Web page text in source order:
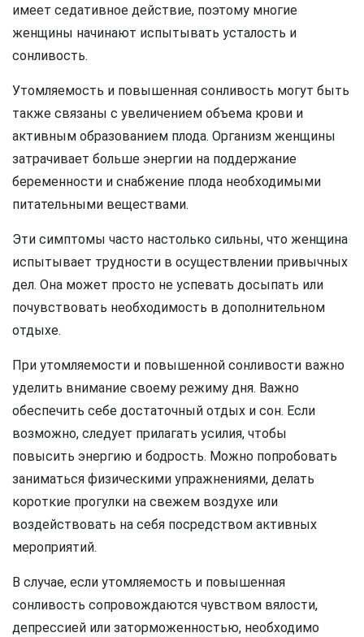
имеет седативное действие, поэтому многие
женщины начинают испытывать усталость и
сонливость.
Утомляемость и повышенная сонливость могут быть
также связаны с увеличением объема крови и
активным образованием плода. Организм женщины
затрачивает больше энергии на поддержание
беременности и снабжение плода необходимыми
питательными веществами.
Эти симптомы часто настолько сильны, что женщина
испытывает трудности в осуществлении привычных
дел. Она может просто не успевать досыпать или
почувствовать необходимость в дополнительном
отдыхе.
При утомляемости и повышенной сонливости важно
уделить внимание своему режиму дня. Важно
обеспечить себе достаточный отдых и сон. Если
возможно, следует прилагать усилия, чтобы
повысить энергию и бодрость. Можно попробовать
заниматься физическими упражнениями, делать
короткие прогулки на свежем воздухе или
воздействовать на себя посредством активных
мероприятий.
В случае, если утомляемость и повышенная
сонливость сопровождаются чувством вялости,
депрессией или заторможенностью, необходимо